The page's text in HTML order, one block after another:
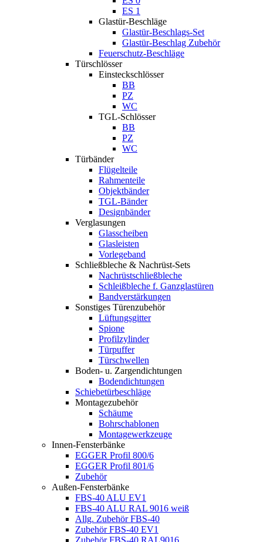
ES 1
Glastür-Beschläge
Glastür-Beschlags-Set
Glastür-Beschlag Zubehör
Feuerschutz-Beschläge
Türschlösser
Einsteckschlösser
BB
PZ
WC
TGL-Schlösser
BB
PZ
WC
Türbänder
Flügelteile
Rahmenteile
Objektbänder
TGL-Bänder
Designbänder
Verglasungen
Glasscheiben
Glasleisten
Vorlegeband
Schließbleche & Nachrüst-Sets
Nachrüstschließbleche
Schleißbleche f. Ganzglastüren
Bandverstärkungen
Sonstiges Türenzubehör
Lüftungsgitter
Spione
Profilzylinder
Türpuffer
Türschwellen
Boden- u. Zargendichtungen
Bodendichtungen
Schiebetürbeschläge
Montagezubehör
Schäume
Bohrschablonen
Montagewerkzeuge
Innen-Fensterbänke
EGGER Profil 800/6
EGGER Profil 801/6
Zubehör
Außen-Fensterbänke
FBS-40 ALU EV1
FBS-40 ALU RAL 9016 weiß
Allg. Zubehör FBS-40
Zubehör FBS-40 EV1
Zubehör FBS-40 RAL9016